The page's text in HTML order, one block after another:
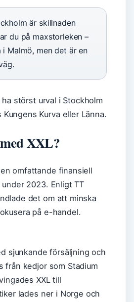
är skillnaden
du på maxstorleken –
Malmö, men det är en
störst urval i Stockholm
Kurva eller Länna.
XXL?
omfattande finansiell
2023. Enligt TT
det om att minska
på e-handel.
sjunkande försäljning och
från kedjor som Stadium
XXL till
lades ner i Norge och